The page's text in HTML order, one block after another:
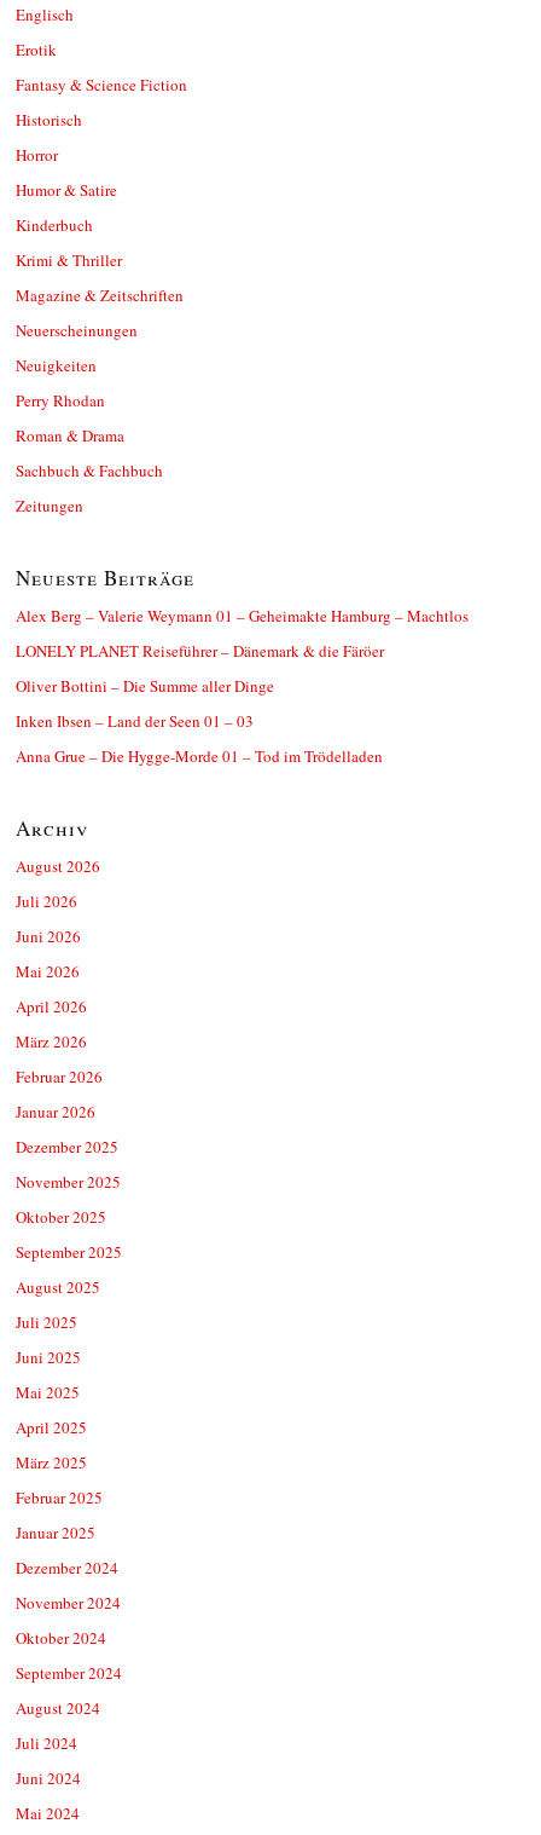
Englisch
Erotik
Fantasy & Science Fiction
Historisch
Horror
Humor & Satire
Kinderbuch
Krimi & Thriller
Magazine & Zeitschriften
Neuerscheinungen
Neuigkeiten
Perry Rhodan
Roman & Drama
Sachbuch & Fachbuch
Zeitungen
Neueste Beiträge
Alex Berg – Valerie Weymann 01 – Geheimakte Hamburg – Machtlos
LONELY PLANET Reiseführer – Dänemark & die Färöer
Oliver Bottini – Die Summe aller Dinge
Inken Ibsen – Land der Seen 01 – 03
Anna Grue – Die Hygge-Morde 01 – Tod im Trödelladen
Archiv
August 2026
Juli 2026
Juni 2026
Mai 2026
April 2026
März 2026
Februar 2026
Januar 2026
Dezember 2025
November 2025
Oktober 2025
September 2025
August 2025
Juli 2025
Juni 2025
Mai 2025
April 2025
März 2025
Februar 2025
Januar 2025
Dezember 2024
November 2024
Oktober 2024
September 2024
August 2024
Juli 2024
Juni 2024
Mai 2024